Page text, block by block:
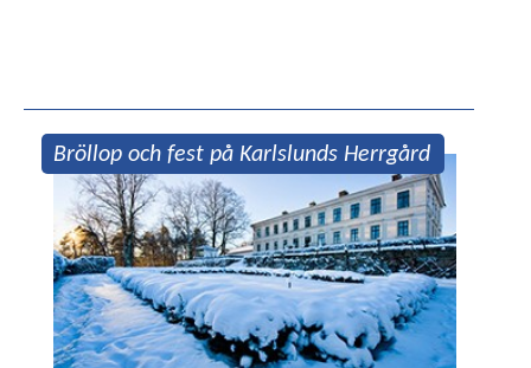
Bröllop och fest på Karlslunds Herrgård